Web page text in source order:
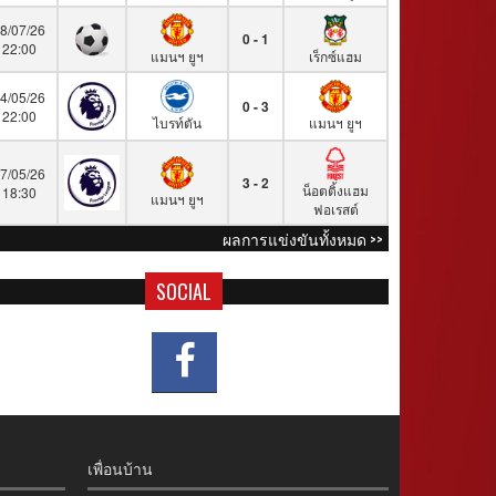
07/26
22:00
แมนฯ ยูฯ
0 - 1
เร็กซ์แฮม
05/26
22:00
ไบรท์ตัน
0 - 3
แมนฯ ยูฯ
05/26
18:30
แมนฯ ยูฯ
3 - 2
น็อตติ้งแฮม
ฟอเรสต์
ผลการแข่งขันทั้งหมด >>
SOCIAL
เพื่อนบ้าน